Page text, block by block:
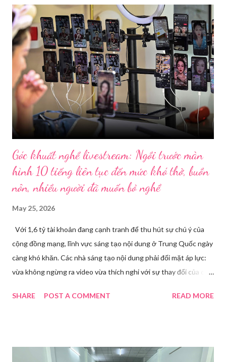
Góc khuất nghề livestream: Ngồi trước màn
hình 10 tiếng liên tục đến mức khó thở, buồn
nôn, nhiều người đã muốn bỏ nghề
May 25, 2026
Với 1,6 tỷ tài khoản đang cạnh tranh để thu hút sự chú ý của
cộng đồng mạng, lĩnh vực sáng tạo nội dung ở Trung Quốc ngày
càng khó khăn. Các nhà sáng tạo nội dung phải đối mặt áp lực:
vừa không ngừng ra video vừa thích nghi với sự thay đổi của các
Huawei tại Hội nghị Di động Thế giới tại Thượng Hải năm 2021.
thay đồ. Chỉ trong vài phút, phòng khách được sắp xếp lại. Hai
SHARE POST A COMMENT READ MORE